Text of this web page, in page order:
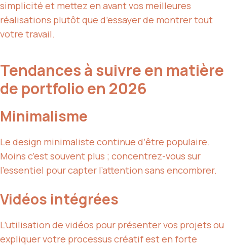
simplicité et mettez en avant vos meilleures
réalisations plutôt que d’essayer de montrer tout
votre travail.
Tendances à suivre en matière
de portfolio en 2026
Minimalisme
Le design minimaliste continue d’être populaire.
Moins c’est souvent plus ; concentrez-vous sur
l’essentiel pour capter l’attention sans encombrer.
Vidéos intégrées
L’utilisation de vidéos pour présenter vos projets ou
expliquer votre processus créatif est en forte